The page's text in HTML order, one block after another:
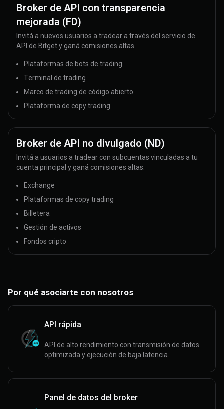
Broker de API con transparencia
mejorada (FD)
Invitá a nuevos usuarios a tradear a través del servicio de
API de Bitget y ganá comisiones altas.
Plataformas de bots de trading
Terminal de trading
Marco de trading de código abierto
Plataforma de copy trading
Broker de API no divulgado (ND)
Invitá a usuarios a tradear con subcuentas vinculadas a tu
cuenta principal y ganá comisiones altas.
Exchange
Plataformas de copy trading
Billetera
Gestión de activos
Fondos cripto
Por qué asociarte con nosotros
API rápida
API de alto rendimiento con transmisión de datos
optimizada y ejecución de baja latencia.
Panel de datos del broker